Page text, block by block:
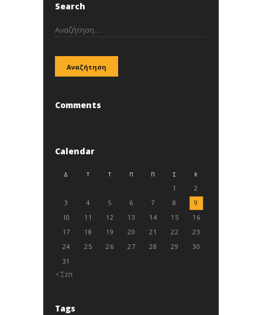
Search
Αναζήτηση
Comments
Calendar
Δ Τ Τ Π Π Σ Κ
1
2
3
4 5 6 7 8
9
10
11 12 13 14 15
16
17
18 19 20 21 22
23
24
25 26 27 28 29
30
31
« Σεπ
Tags